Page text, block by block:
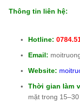
Thông tin liên hệ:
Hotline:
Email:
Website:
Thời gian làm
mặt trong